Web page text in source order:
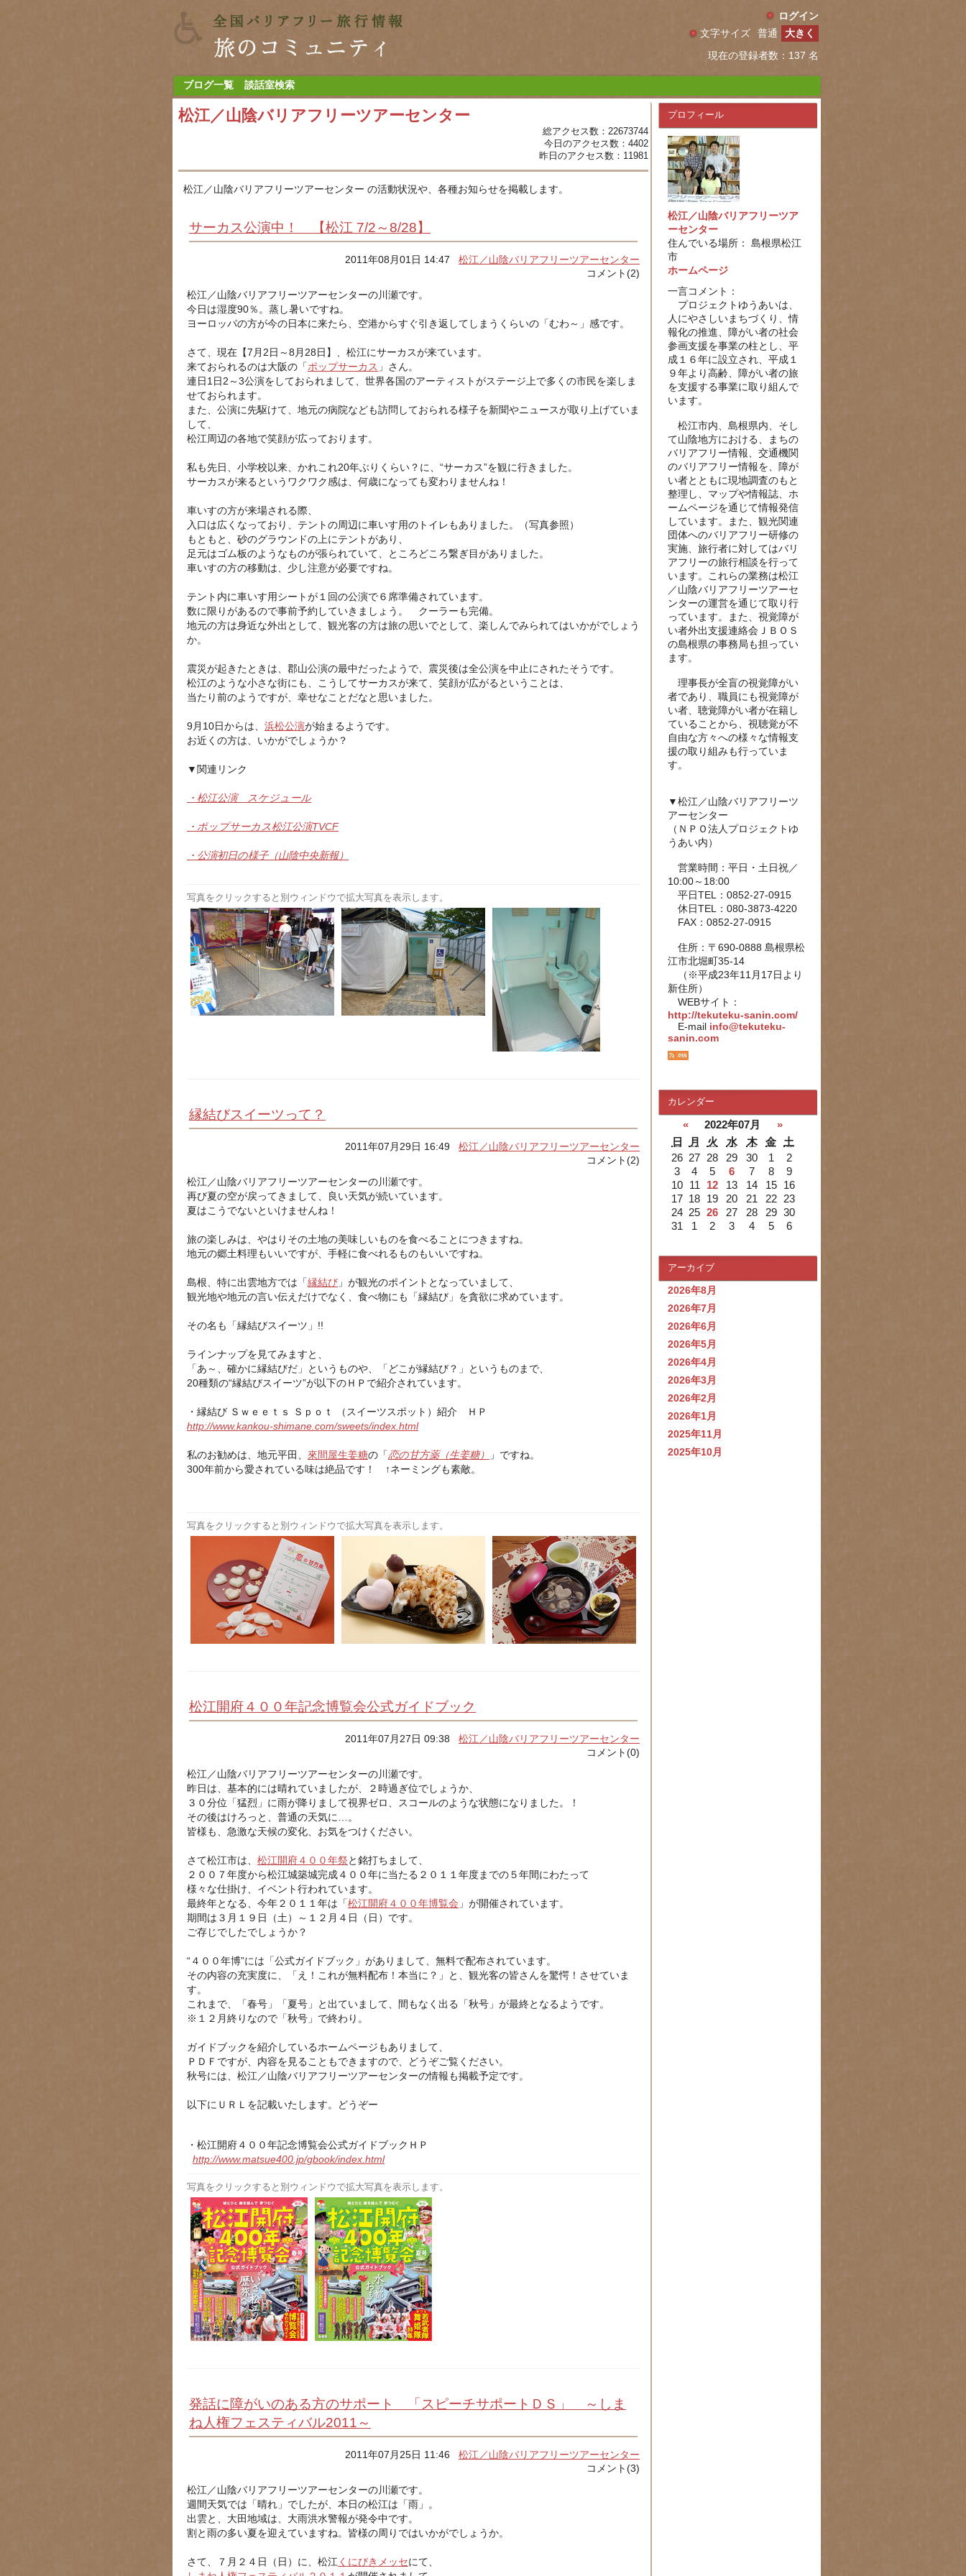
ログイン
現在の登録者数：137 名
文字サイズ 普通 大きく
ブログ一覧 談話室検索
松江／山陰バリアフリーツアーセンター
総アクセス数：22673744
今日のアクセス数：4402
昨日のアクセス数：11981
松江／山陰バリアフリーツアーセンター の活動状況や、各種お知らせを掲載します。
サーカス公演中！ 【松江 7/2～8/28】
2011年08月01日 14:47松江／山陰バリアフリーツアーセンター
コメント(2)
松江／山陰バリアフリーツアーセンターの川瀬です。
今日は湿度90％。蒸し暑いですね。
ヨーロッパの方が今の日本に来たら、空港からすぐ引き返してしまうくらいの「むわ～」感です。
さて、現在【7月2日～8月28日】、松江にサーカスが来ています。
来ておられるのは大阪の「ポップサーカス 」さん。
連日1日2～3公演をしておられまして、世界各国のアーティストがステージ上で多くの市民を楽しま
せておられます。
また、公演に先駆けて、地元の病院なども訪問しておられる様子を新聞やニュースが取り上げていま
して、
松江周辺の各地で笑顔が広っております。
私も先日、小学校以来、かれこれ20年ぶりくらい？に、“サーカス”を観に行きました。
サーカスが来るというワクワク感は、何歳になっても変わりませんね！
車いすの方が来場される際、
入口は広くなっており、テントの周辺に車いす用のトイレもありました。（写真参照）
もともと、砂のグラウンドの上にテントがあり、
足元はゴム板のようなものが張られていて、ところどころ繋ぎ目がありました。
車いすの方の移動は、少し注意が必要ですね。
テント内に車いす用シートが１回の公演で６席準備されています。
数に限りがあるので事前予約していきましょう。 クーラーも完備。
地元の方は身近な外出として、観光客の方は旅の思いでとして、楽しんでみられてはいかがでしょう
か。
震災が起きたときは、郡山公演の最中だったようで、震災後は全公演を中止にされたそうです。
松江のような小さな街にも、こうしてサーカスが来て、笑顔が広がるということは、
当たり前のようですが、幸せなことだなと思いました。
9月10日からは、 浜松公演が始まるようです。
お近くの方は、いかがでしょうか？
▼関連リンク
・松江公演 スケジュール
・ポップサーカス松江公演TVCF
・公演初日の様子（山陰中央新報）
写真をクリックすると別ウィンドウで拡大写真を表示します。
縁結びスイーツって？
2011年07月29日 16:49松江／山陰バリアフリーツアーセンター
コメント(2)
松江／山陰バリアフリーツアーセンターの川瀬です。
再び夏の空が戻ってきまして、良い天気が続いています。
夏はこうでないといけませんね！
旅の楽しみは、やはりその土地の美味しいものを食べることにつきますね。
地元の郷土料理もいいですが、手軽に食べれるものもいいですね。
島根、特に出雲地方では「縁結び 」が観光のポイントとなっていまして、
観光地や地元の言い伝えだけでなく、食べ物にも「縁結び」を貪欲に求めています。
その名も「縁結びスイーツ」!!
ラインナップを見てみますと、
「あ～、確かに縁結びだ」というものや、「どこが縁結び？」というものまで、
20種類の“縁結びスイーツ”が以下のＨＰで紹介されています。
・縁結び Ｓｗｅｅｔｓ Ｓｐｏｔ （スイーツスポット）紹介 ＨＰ
http://www.kankou-shimane.com/sweets/index.html
私のお勧めは、地元平田、 來間屋生姜糖の「恋の甘方薬（生姜糖）
」ですね。
300年前から愛されている味は絶品です！ ↑ネーミングも素敵。
写真をクリックすると別ウィンドウで拡大写真を表示します。
松江開府４００年記念博覧会公式ガイドブック
2011年07月27日 09:38松江／山陰バリアフリーツアーセンター
コメント(0)
松江／山陰バリアフリーツアーセンターの川瀬です。
昨日は、基本的には晴れていましたが、２時過ぎ位でしょうか、
３０分位「猛烈」に雨が降りまして視界ゼロ、スコールのような状態になりました。！
その後はけろっと、普通の天気に…。
皆様も、急激な天候の変化、お気をつけください。
さて松江市は、 松江開府４００年祭と銘打ちまして、
２００７年度から松江城築城完成４００年に当たる２０１１年度までの５年間にわたって
様々な仕掛け、イベント行われています。
最終年となる、今年２０１１年は「松江開府４００年博覧会 」が開催されています。
期間は３月１９日（土）～１２月４日（日）です。
ご存じでしたでしょうか？
“４００年博”には「公式ガイドブック」がありまして、無料で配布されています。
その内容の充実度に、「え！これが無料配布！本当に？」と、観光客の皆さんを驚愕！させていま
す。
これまで、「春号」「夏号」と出ていまして、間もなく出る「秋号」が最終となるようです。
※１２月終りなので「秋号」で終わり。
ガイドブックを紹介しているホームページもありまして、
ＰＤＦですが、内容を見ることもできますので、どうぞご覧ください。
秋号には、松江／山陰バリアフリーツアーセンターの情報も掲載予定です。
以下にＵＲＬを記載いたします。どうぞー
・松江開府４００年記念博覧会公式ガイドブックＨＰ
http://www.matsue400.jp/gbook/index.html
写真をクリックすると別ウィンドウで拡大写真を表示します。
発話に障がいのある方のサポート 「スピーチサポートＤＳ」 ～しま
ね人権フェスティバル2011～
2011年07月25日 11:46松江／山陰バリアフリーツアーセンター
コメント(3)
松江／山陰バリアフリーツアーセンターの川瀬です。
週間天気では「晴れ」でしたが、本日の松江は「雨」。
出雲と、大田地域は、大雨洪水警報が発令中です。
割と雨の多い夏を迎えていますね。皆様の周りではいかがでしょうか。
さて、７月２４日（日）に、松江 くにびきメッセにて、
プロフィール
松江／山陰バリアフリーツア
ーセンター
住んでいる場所： 島根県松江
市
ホームページ
一言コメント：
プロジェクトゆうあいは、
人にやさしいまちづくり、情
報化の推進、障がい者の社会
参画支援を事業の柱とし、平
成１６年に設立され、平成１
９年より高齢、障がい者の旅
を支援する事業に取り組んで
います。
松江市内、島根県内、そし
て山陰地方における、まちの
バリアフリー情報、交通機関
のバリアフリー情報を、障が
い者とともに現地調査のもと
整理し、マップや情報誌、ホ
ームページを通じて情報発信
しています。また、観光関連
団体へのバリアフリー研修の
実施、旅行者に対してはバリ
アフリーの旅行相談を行って
います。これらの業務は松江
／山陰バリアフリーツアーセ
ンターの運営を通じて取り行
っています。また、視覚障が
い者外出支援連絡会ＪＢＯＳ
の島根県の事務局も担ってい
ます。
理事長が全盲の視覚障がい
者であり、職員にも視覚障が
い者、聴覚障がい者が在籍し
ていることから、視聴覚が不
自由な方々への様々な情報支
援の取り組みも行っていま
す。
▼松江／山陰バリアフリーツ
アーセンター
（ＮＰＯ法人プロジェクトゆ
うあい内）
営業時間：平日・土日祝／
10:00～18:00
平日TEL：0852-27-0915
休日TEL：080-3873-4220
FAX：0852-27-0915
住所：〒690-0888 島根県松
江市北堀町35-14
（※平成23年11月17日より
新住所）
WEBサイト：
http://tekuteku-sanin.com/
E-mail info@tekuteku-
sanin.com
カレンダー
« 2022年07月
»
日
月 火 水 木 金
土
26 27 28 29 30 1
2
3
4 5 6 7 8
9
10 11 12 13 14 15
16
17 18 19 20 21 22
23
24 25 26 27 28 29 30
31
1 2 3 4 5 6
アーカイブ
2026年8月
2026年7月
2026年6月
2026年5月
2026年4月
2026年3月
2026年2月
2026年1月
2025年11月
2025年10月